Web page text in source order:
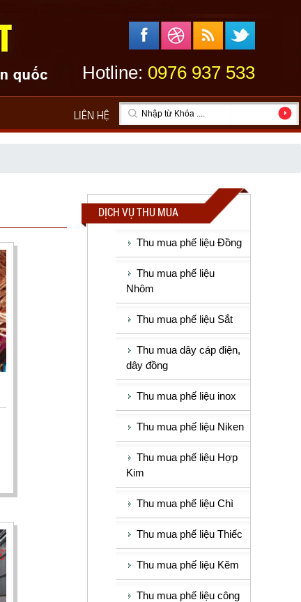
Hotline: 0976 937 533
LIÊN HỆ
DỊCH VỤ THU MUA
Thu mua phế liệu Đồng
Thu mua phế liệu
Nhôm
Thu mua phế liệu Sắt
Thu mua dây cáp điện,
dây đồng
Thu mua phế liệu inox
Thu mua phế liệu Niken
Thu mua phế liệu Hợp
Kim
Thu mua phế liệu Chì
Thu mua phế liệu Thiếc
Thu mua phế liệu Kẽm
Thu mua phế liệu công